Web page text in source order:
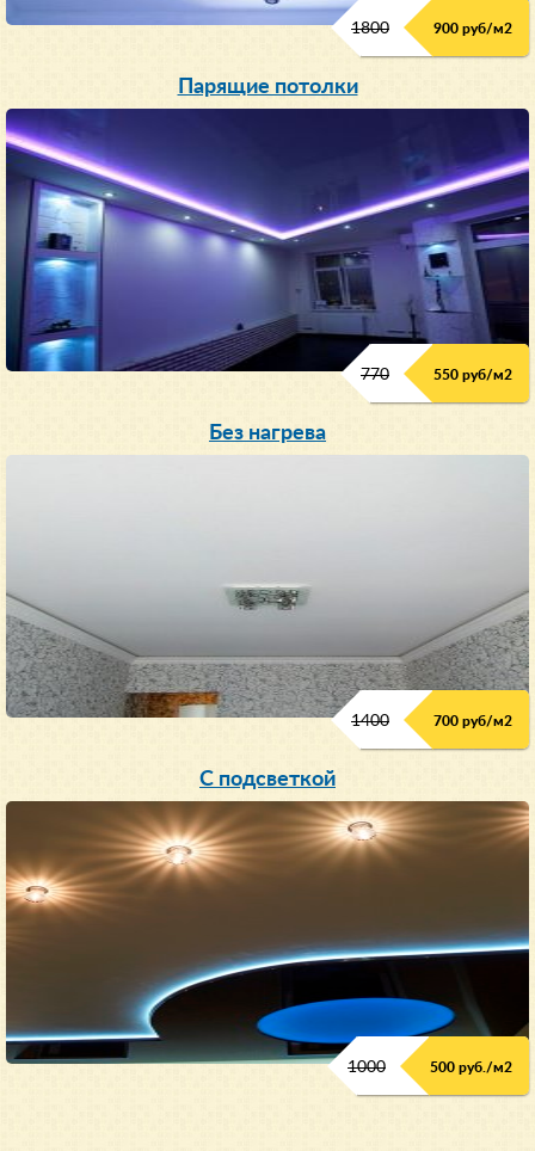
1800 900 руб/м2
Парящие потолки
770 550 руб/м2
Без нагрева
1400 700 руб/м2
С подсветкой
1000 500 руб./м2